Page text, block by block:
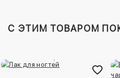
C ЭТИМ ТОВАРОМ